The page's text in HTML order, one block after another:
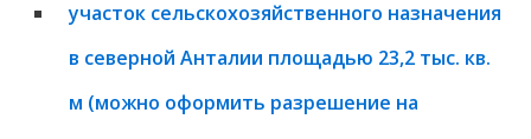
участок сельскохозяйственного назначения
в северной Анталии площадью 23,2 тыс. кв.
м (можно оформить разрешение на